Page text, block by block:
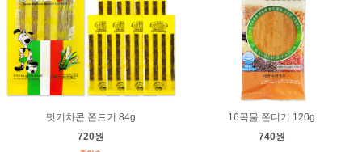
맛기차콘 쫀드기 84g
720원
16곡물 쫀디기 120g
740원